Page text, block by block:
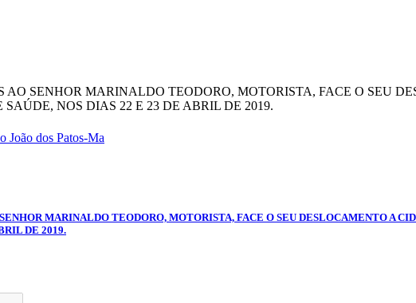
AO SENHOR MARINALDO TEODORO, MOTORISTA, FACE O SEU
NOS DIAS 22 E 23 DE ABRIL DE 2019.
MARINALDO TEODORO, MOTORISTA, FACE O SEU DESLOCAMENTO A
DE 2019.